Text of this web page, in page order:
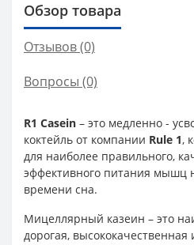
Обзор товара
Отзывов (0)
Вопросы (0)
R1 Casein – это медленно -
коктейль от компании Rule 1,
для наиболее правильного,
эффективного питания мышц
времени сна.
Мицеллярный казеин – это
дорогая,